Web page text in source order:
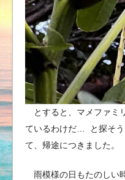
とすると、マメファミ
ているわけだ… と探そう
て、帰途につきました。
雨模様の日もたのしい